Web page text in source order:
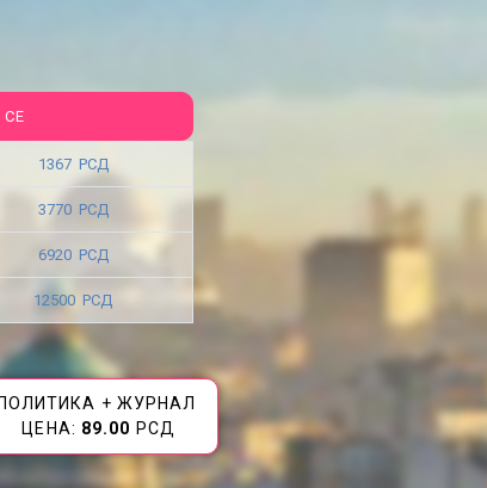
СЕ
1367 РСД
3770 РСД
6920 РСД
12500 РСД
ПОЛИТИКА + ЖУРНАЛ
ЦЕНА: 89.00 РСД